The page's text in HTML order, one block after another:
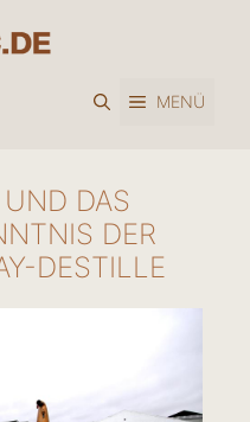
MENÜ
DAS
DER
DESTILLE